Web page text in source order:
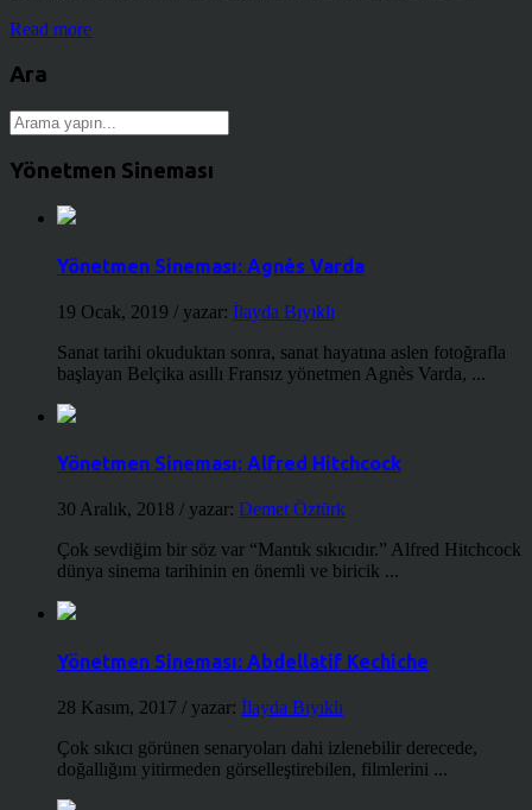
Read more
Ara
Yönetmen Sineması
Yönetmen Sineması: Agnès Varda
19 Ocak, 2019 / yazar: İlayda Bıyıklı
Sanat tarihi okuduktan sonra, sanat hayatına aslen fotoğrafla
başlayan Belçika asıllı Fransız yönetmen Agnès Varda, ...
Yönetmen Sineması: Alfred Hitchcock
30 Aralık, 2018 / yazar: Demet Öztürk
Çok sevdiğim bir söz var “Mantık sıkıcıdır.” Alfred Hitchcock
dünya sinema tarihinin en önemli ve biricik ...
Yönetmen Sineması: Abdellatif Kechiche
28 Kasım, 2017 / yazar: İlayda Bıyıklı
Çok sıkıcı görünen senaryoları dahi izlenebilir derecede,
doğallığını yitirmeden görselleştirebilen, filmlerini ...